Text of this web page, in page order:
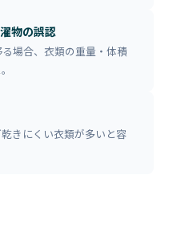
物の誤認
場合、衣類の重量・体積
きにくい衣類が多いと容